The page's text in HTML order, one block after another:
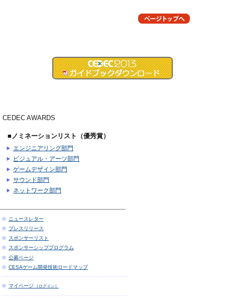
CEDEC AWARDS
■ノミネーションリスト（優秀賞）
エンジニアリング部門
ビジュアル・アーツ部門
ゲームデザイン部門
サウンド部門
ネットワーク部門
ニュースレター
プレスリリース
スポンサーリスト
スポンサーシッププログラム
公募ページ
CESAゲーム開発技術ロードマップ
マイページ ［ログイン］